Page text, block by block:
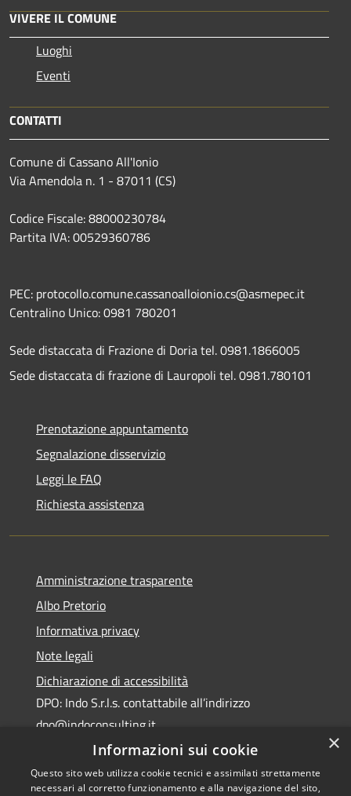
VIVERE IL COMUNE
Luoghi
Eventi
CONTATTI
Comune di Cassano All'Ionio
Via Amendola n. 1 - 87011 (CS)
Codice Fiscale: 88000230784
Partita IVA: 00529360786
PEC: protocollo.comune.cassanoalloionio.cs@asmepec.it
Centralino Unico: 0981 780201
Sede distaccata di Frazione di Doria tel. 0981.1866005
Sede distaccata di frazione di Lauropoli tel. 0981.780101
Prenotazione appuntamento
Segnalazione disservizio
Leggi le FAQ
Richiesta assistenza
Amministrazione trasparente
Albo Pretorio
Informativa privacy
Note legali
Dichiarazione di accessibilità
DPO: Indo S.r.l.s. contattabile all’indirizzo
dpo@indoconsulting.it
×
Informazioni sui cookie
Questo sito web utilizza cookie tecnici e assimilati strettamente
necessari al corretto funzionamento e alla navigazione del sito,